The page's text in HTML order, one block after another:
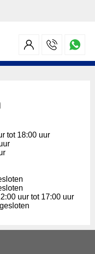
tot 18:00 uur
uur tot 17:00 uur